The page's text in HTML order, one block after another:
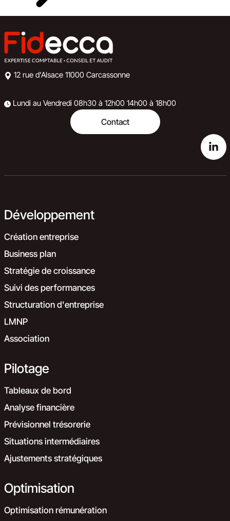
12 rue d'Alsace 11000 Carcassonne
Lundi au Vendredi 08h30 à 12h00 14h00 à 18h00
Contact
Développement
Création entreprise
Business plan
Stratégie de croissance
Suivi des performances
Structuration d'entreprise
LMNP
Association
Pilotage
Tableaux de bord
Analyse financière
Prévisionnel trésorerie
Situations intermédiaires
Ajustements stratégiques
Optimisation
Optimisation rémunération